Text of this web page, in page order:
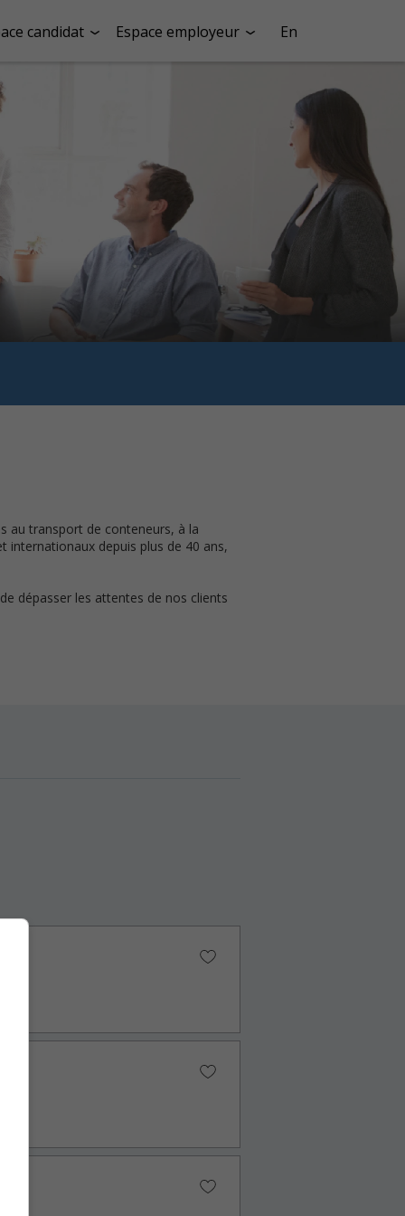
candidat Espace employeur En
au transport de conteneurs, à la
depuis plus de 40 ans,
dépasser les attentes de nos clients